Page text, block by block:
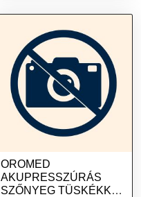
OROMED
AKUPRESSZÚRÁS
SZŐNYEG TÜSKÉKKEL